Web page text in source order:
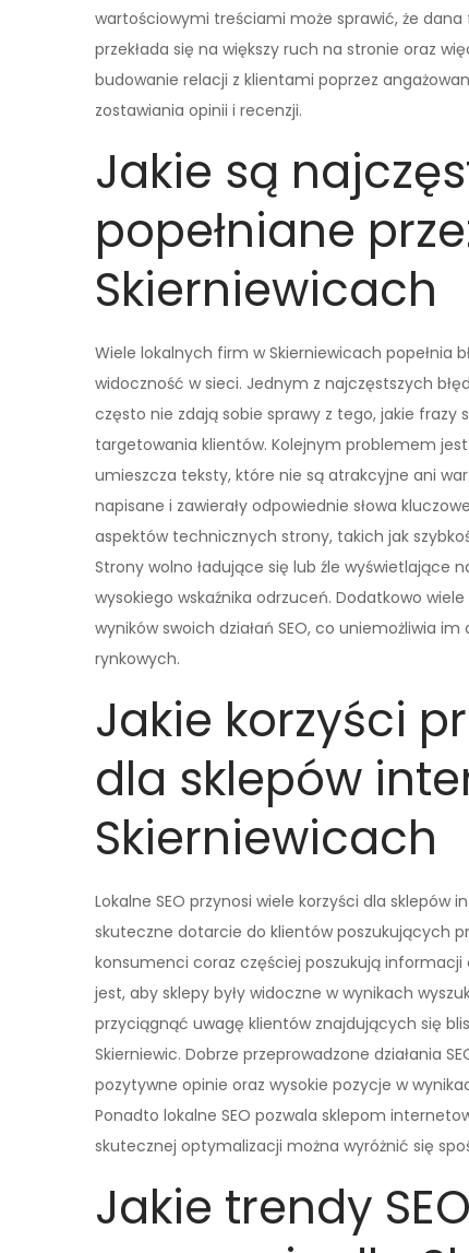
wartościowymi treściami może sprawić, że dana
przekłada się na większy ruch na stronie oraz
budowanie relacji z klientami poprzez
zostawiania opinii i recenzji.
Jakie są
popełniane
Skierniewicach
Wiele lokalnych firm w Skierniewicach popełnia
widoczność w sieci. Jednym z najczęstszych
często nie zdają sobie sprawy z tego, jakie frazy
targetowania klientów. Kolejnym problemem
umieszcza teksty, które nie są atrakcyjne ani
napisane i zawierały odpowiednie słowa
aspektów technicznych strony, takich jak
Strony wolno ładujące się lub źle
wysokiego wskaźnika odrzuceń. Dodatkowo
wyników swoich działań SEO, co uniemożliwia
rynkowych.
Jakie korzyści
dla sklepów
Skierniewicach
Lokalne SEO przynosi wiele korzyści dla
skuteczne dotarcie do klientów poszukujących
konsumenci coraz częściej poszukują
jest, aby sklepy były widoczne w wynikach
przyciągnąć uwagę klientów znajdujących się
Skierniewic. Dobrze przeprowadzone działania
pozytywne opinie oraz wysokie pozycje w
Ponadto lokalne SEO pozwala sklepom
skutecznej optymalizacji można wyróżnić się
Jakie trendy